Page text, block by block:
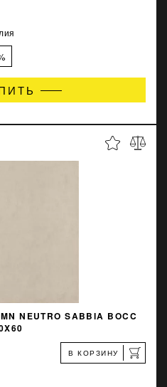
NEUTRO SABBIA BOCC
В КОРЗИНУ